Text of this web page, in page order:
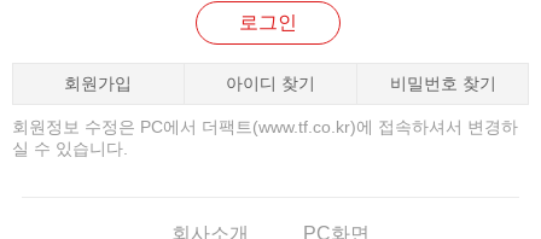
로그인
회원가입 아이디 찾기 비밀번호 찾기
회원정보 수정은 PC에서 더팩트(www.tf.co.kr)에 접속하셔서 변경하
실 수 있습니다.
회사소개 PC화면